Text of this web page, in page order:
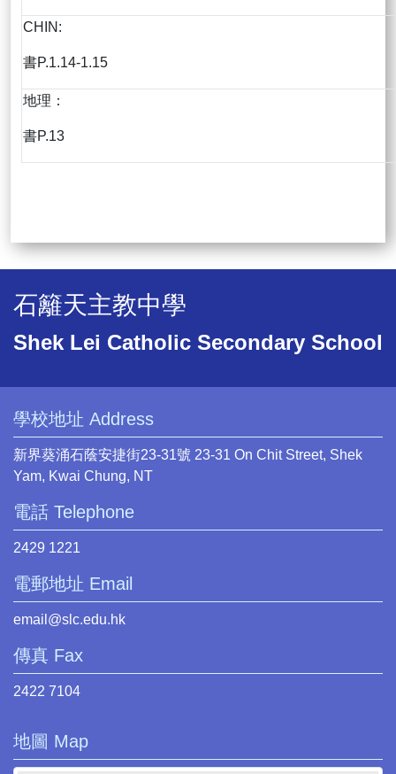
CHIN:
書P.1.14-1.15
地理：
書P.13
石籬天主教中學
Shek Lei Catholic Secondary School
學校地址 Address
新界葵涌石蔭安捷街23-31號 23-31 On Chit Street, Shek
Yam, Kwai Chung, NT
電話 Telephone
2429 1221
電郵地址 Email
email@slc.edu.hk
傳真 Fax
2422 7104
地圖 Map